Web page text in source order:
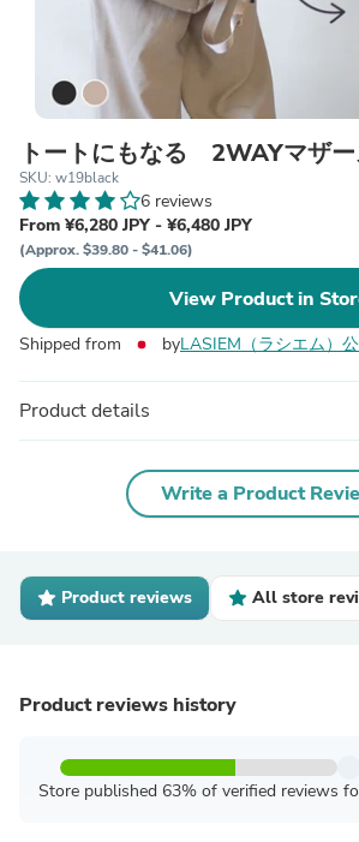
トートにもなる 2WAYマザ
SKU: w19black
6 reviews
From ¥6,280 JPY - ¥6,480 JPY
(Approx. $39.80 - $41.06)
View Product in
Shipped from byLASIEM（ラシエム）
Product details
Write a Product
Product reviews All store
Product reviews history
Store published 63% of verified reviews